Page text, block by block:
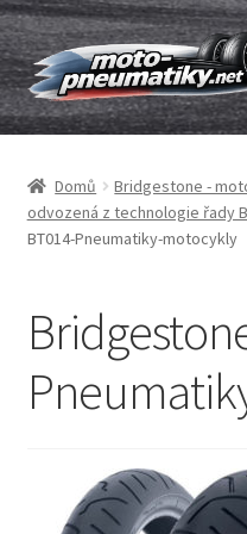
Přeskočit
na
navigaci
Přejít
k
obsahu
webu
Pneumatiky
Duše & ráfkové pásky
Nákup
Testy
Kontakty
Domů Bridgestone -
odvozená z technologie řady
BT014-Pneumatiky-motocykly